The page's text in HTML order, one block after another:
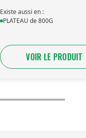
Existe aussi en :
PLATEAU de 800G
VOIR LE PRODUIT